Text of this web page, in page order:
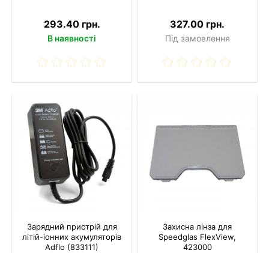
293.40 грн.
В наявності
327.00 грн.
Під замовлення
Зарядний пристрій для
літій-іонних акумуляторів
Adflo (833111)
Захисна лінза для
Speedglas FlexView,
423000